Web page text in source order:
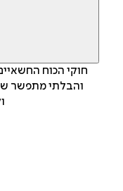
חוקי הכוח
והבלתי מתפשר